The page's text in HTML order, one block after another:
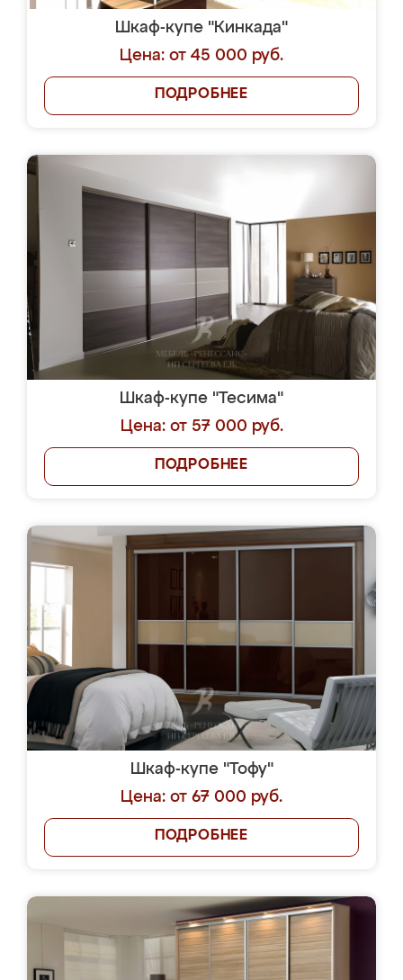
Шкаф-купе "Кинкада"
Цена: от 45 000 руб.
ПОДРОБНЕЕ
Шкаф-купе "Тесима"
Цена: от 57 000 руб.
ПОДРОБНЕЕ
Шкаф-купе "Тофу"
Цена: от 67 000 руб.
ПОДРОБНЕЕ